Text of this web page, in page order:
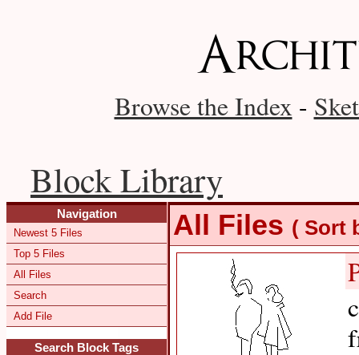
Browse the Index -
Block Library
Navigation
Newest 5 Files
Top 5 Files
All Files
Search
Add File
Search Block Tags
All Files ( Sort